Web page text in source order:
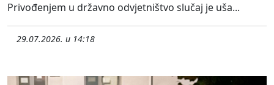
Privođenjem u državno odvjetništvo slučaj je uša...
29.07.2026. u 14:18